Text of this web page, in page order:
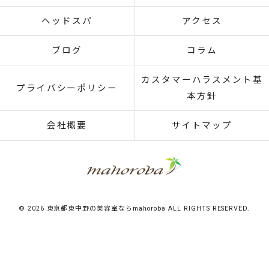
ヘッドスパ アクセス
ブログ コラム
プライバシーポリシー
カスタマーハラスメント基
本方針
会社概要 サイトマップ
© 2026 東京都東中野の美容室ならmahoroba ALL RIGHTS RESERVED.